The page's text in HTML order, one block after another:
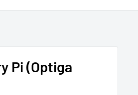
Pi (Optiga